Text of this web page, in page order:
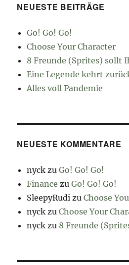
NEUESTE BEITRÄGE
Go! Go! Go!
Choose Your Character
8 Freunde (Sprites) sollt
Eine Legende kehrt
Alles voll Pandemie
NEUESTE KOMMENTARE
nyck zuGo! Go! Go!
Finance zuGo! Go! Go!
SleepyRudi zuChoose
nyck zuChoose Your
nyck zu 8 Freunde